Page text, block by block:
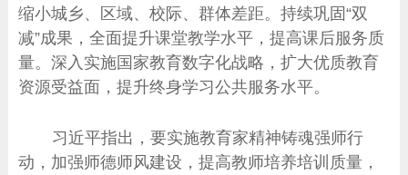
缩小城乡、区域、校际、群体差距。持续巩固“双
减”成果，全面提升课堂教学水平，提高课后服务质
量。深入实施国家教育数字化战略，扩大优质教育
资源受益面，提升终身学习公共服务水平。
习近平指出，要实施教育家精神铸魂强师行
动，加强师德师风建设，提高教师培养培训质量，